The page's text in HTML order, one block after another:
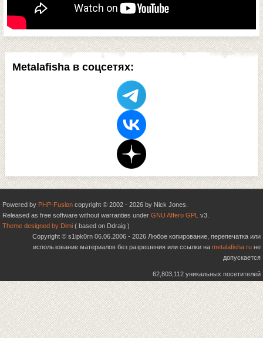
Metalafisha в соцсетях:
Powered by PHP-Fusion copyright © 2002 - 2026 by Nick Jones.
Released as free software without warranties under GNU Affero GPL v3.
Theme designed by Dimi ( based on Ddraig )
Copyright © s1ipk0rn 06.06.2006 - 2026 Любое копирование, перепечатка или
использование материалов без разрешения или ссылки на metalafisha.ru не
допускается
62,803,112 уникальных посетителей